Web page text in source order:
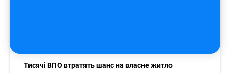
Тисячі ВПО втратять шанс на власне житло